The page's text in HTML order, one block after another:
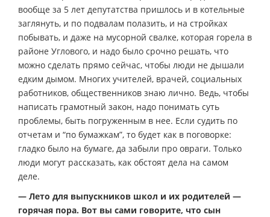
вообще за 5 лет депутатства пришлось и в котельные
заглянуть, и по подвалам полазить, и на стройках
побывать, и даже на мусорной свалке, которая горела в
районе Углового, и надо было срочно решать, что
можно сделать прямо сейчас, чтобы люди не дышали
едким дымом. Многих учителей, врачей, социальных
работников, общественников знаю лично. Ведь, чтобы
написать грамотный закон, надо понимать суть
проблемы, быть погруженным в нее. Если судить по
отчетам и “по бумажкам”, то будет как в поговорке:
гладко было на бумаге, да забыли про овраги. Только
люди могут рассказать, как обстоят дела на самом
деле.
— Лето для выпускников школ и их родителей —
горячая пора. Вот вы сами говорите, что сын